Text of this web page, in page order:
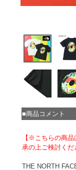
■商品コメント
【※こちらの商
承の上ご検討くだ
THE NORTH